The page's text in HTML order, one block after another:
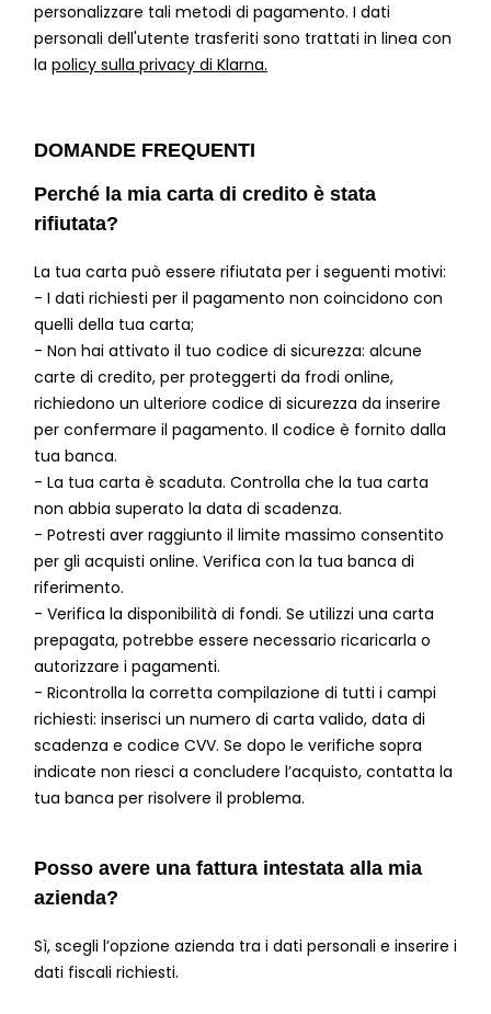
personalizzare tali metodi di pagamento. I dati
personali dell'utente trasferiti sono trattati in linea con
la policy sulla privacy di Klarna.
DOMANDE FREQUENTI
Perché la mia carta di credito è stata
rifiutata?
La tua carta può essere rifiutata per i seguenti motivi:
- I dati richiesti per il pagamento non coincidono con
quelli della tua carta;
- Non hai attivato il tuo codice di sicurezza: alcune
carte di credito, per proteggerti da frodi online,
richiedono un ulteriore codice di sicurezza da inserire
per confermare il pagamento. Il codice è fornito dalla
tua banca.
- La tua carta è scaduta. Controlla che la tua carta
non abbia superato la data di scadenza.
- Potresti aver raggiunto il limite massimo consentito
per gli acquisti online. Verifica con la tua banca di
riferimento.
- Verifica la disponibilità di fondi. Se utilizzi una carta
prepagata, potrebbe essere necessario ricaricarla o
autorizzare i pagamenti.
- Ricontrolla la corretta compilazione di tutti i campi
richiesti: inserisci un numero di carta valido, data di
scadenza e codice CVV. Se dopo le verifiche sopra
indicate non riesci a concludere l’acquisto, contatta la
tua banca per risolvere il problema.
Posso avere una fattura intestata alla mia
azienda?
Sì, scegli l’opzione azienda tra i dati personali e inserire i
dati fiscali richiesti.